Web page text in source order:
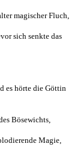
magischer Fluch,
sich senkte das
es hörte die Göttin
Bösewichts,
Magie,